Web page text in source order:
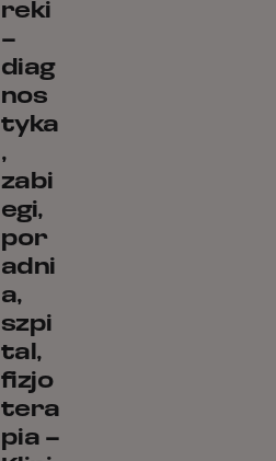
reki
–
diag
nos
tyka
,
zabi
egi,
por
adni
a,
szpi
tal,
fizjo
tera
pia –